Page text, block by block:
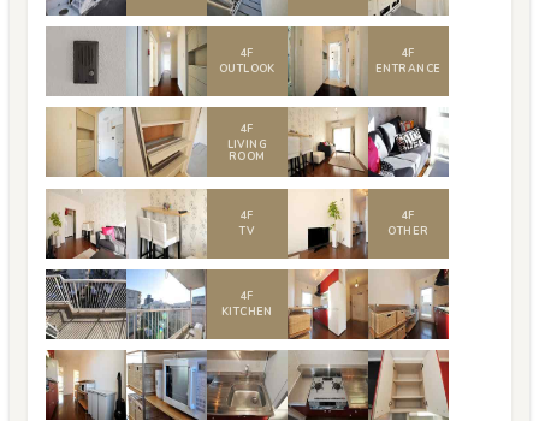
4F
OUTLOOK
4F
ENTRANCE
4F
LIVING
ROOM
4F
TV
4F
OTHER
4F
KITCHEN